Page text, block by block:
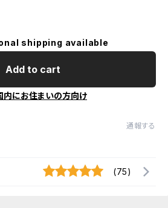
shipping available
Add to cart
内にお住まいの方向け
通報する
(75)